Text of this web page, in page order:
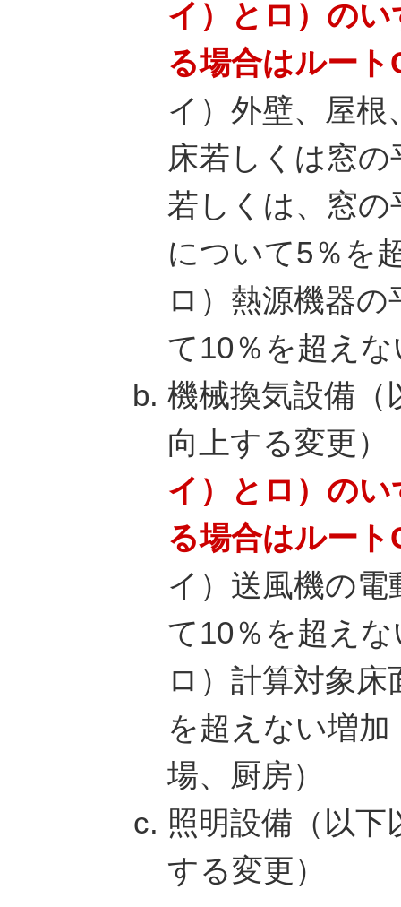
イ）とロ）の
る場合はルー
イ）外壁、屋
床若しくは窓
若しくは、窓の
について5％を
ロ）熱源機器
て10％を超え
機械換気設備（
向上する変更）
イ）とロ）の
る場合はルー
イ）送風機の
て10％を超え
ロ）計算対象
を超えない増
場、厨房）
照明設備（以下
する変更）